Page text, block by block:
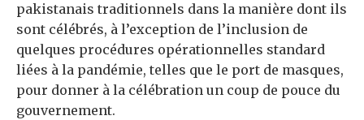
pakistanais traditionnels dans la manière dont ils
sont célébrés, à l’exception de l’inclusion de
quelques procédures opérationnelles standard
liées à la pandémie, telles que le port de masques,
pour donner à la célébration un coup de pouce du
gouvernement.